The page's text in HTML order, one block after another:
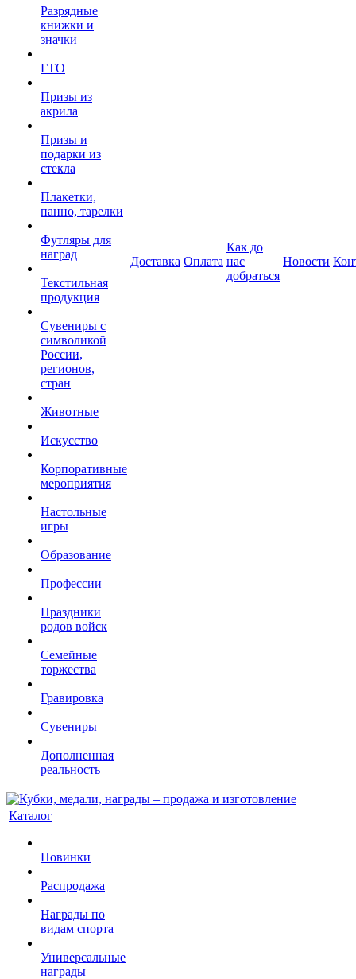
Разрядные
книжки и
значки
ГТО
Призы из
акрила
Призы и
подарки из
стекла
Плакетки,
панно, тарелки
Футляры для
наград
Текстильная
продукция
Сувениры с
символикой
России,
регионов,
стран
Животные
Искусство
Корпоративные
мероприятия
Настольные
игры
Образование
Профессии
Праздники
родов войск
Семейные
торжества
Гравировка
Сувениры
Дополненная
реальность
Доставка Оплата
Как до
нас
добраться
Новости
Каталог
Новинки
Распродажа
Награды по
видам спорта
Универсальные
награды